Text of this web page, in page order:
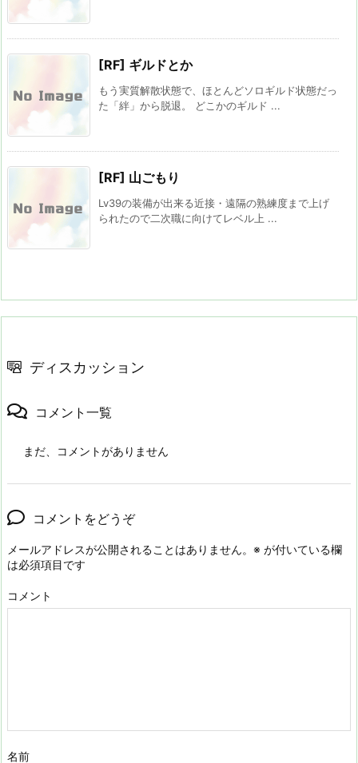
[RF] ギルドとか
もう実質解散状態で、ほとんどソロギルド状態だっ
た「絆」から脱退。 どこかのギルド ...
[RF] 山ごもり
Lv39の装備が出来る近接・遠隔の熟練度まで上げ
られたので二次職に向けてレベル上 ...
ディスカッション
コメント一覧
まだ、コメントがありません
コメントをどうぞ
メールアドレスが公開されることはありません。 ※ が付いている欄
は必須項目です
コメント
名前